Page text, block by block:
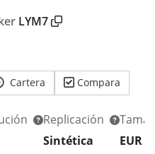
LYM7
Cartera Compara
Replicación
Sintética
EUR